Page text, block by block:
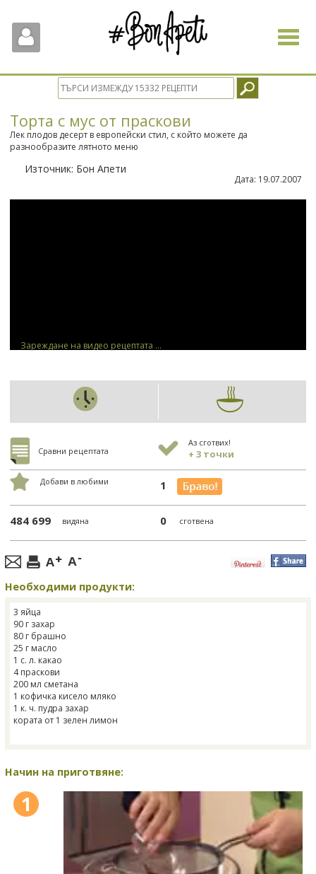
Toggle
Торта с мус от праскови
Лек плодов десерт в европейски стил, с който можете да
разнообразите лятното меню
Източник: Бон Апети
Дата: 19.07.2007
Зареждане на видео рецептата ...
Сравни рецептата
Аз сготвих!
+ 3 точки
Добави в любими 1
484 699 видяна 0 сготвена
Необходими продукти:
3 яйца
90 г захар
80 г брашно
25 г масло
1 с. л. какао
4 праскови
200 мл сметана
1 кофичка кисело мляко
1 к. ч. пудра захар
кората от 1 зелен лимон
Начин на приготвяне:
1